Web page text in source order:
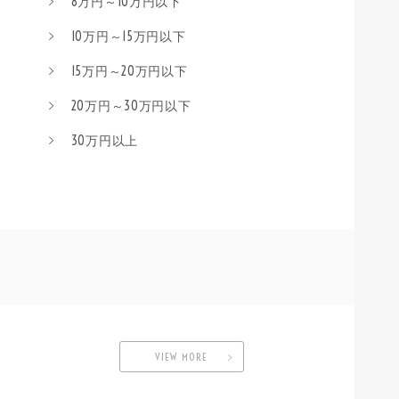
10万円～15万円以下
15万円～20万円以下
20万円～30万円以下
30万円以上
VIEW MORE